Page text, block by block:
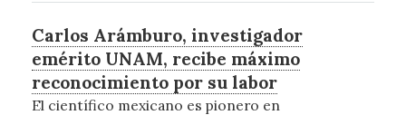
Carlos Arámburo, investigador
emérito UNAM, recibe máximo
reconocimiento por su labor
El científico mexicano es pionero en